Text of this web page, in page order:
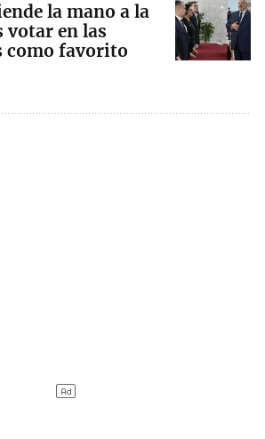
la mano a la
en las
como favorito